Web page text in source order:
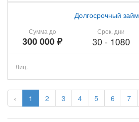
‹ 1 2 3 4 5 6 7
Сумма до
300 000 ₽
Долгосрочный займ
Срок, дни
30 - 1080
Лиц.